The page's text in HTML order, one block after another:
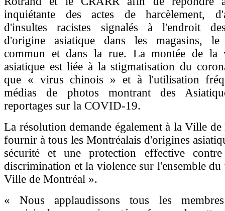
inquiétante des actes de harcèlement,
d'insultes racistes signalés à l'endroit
d'origine asiatique dans les magasins,
commun et dans la rue. La montée de la
asiatique est liée à la stigmatisation du
que « virus chinois » et à l'utilisation
médias de photos montrant des
reportages sur la COVID-19.
La résolution demande également à la Ville
fournir à tous les Montréalais d'origines
sécurité et une protection effective
discrimination et la violence sur l'ensemble
Ville de Montréal ».
« Nous applaudissons tous les